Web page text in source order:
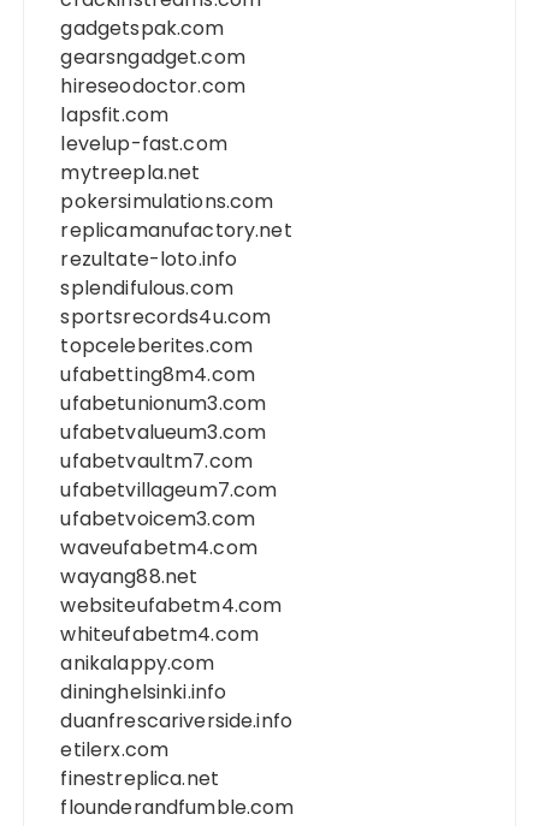
gadgetspak.com
gearsngadget.com
hireseodoctor.com
lapsfit.com
levelup-fast.com
mytreepla.net
pokersimulations.com
replicamanufactory.net
rezultate-loto.info
splendifulous.com
sportsrecords4u.com
topceleberites.com
ufabetting8m4.com
ufabetunionum3.com
ufabetvalueum3.com
ufabetvaultm7.com
ufabetvillageum7.com
ufabetvoicem3.com
waveufabetm4.com
wayang88.net
websiteufabetm4.com
whiteufabetm4.com
anikalappy.com
dininghelsinki.info
duanfrescariverside.info
etilerx.com
finestreplica.net
flounderandfumble.com